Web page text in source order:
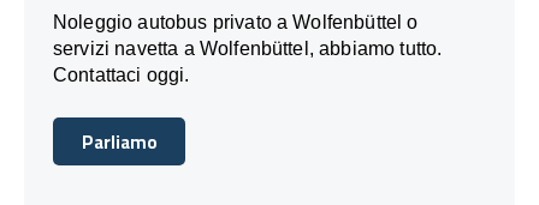
Noleggio autobus privato a Wolfenbüttel o
servizi navetta a Wolfenbüttel, abbiamo tutto.
Contattaci oggi.
Parliamo
Parliamo